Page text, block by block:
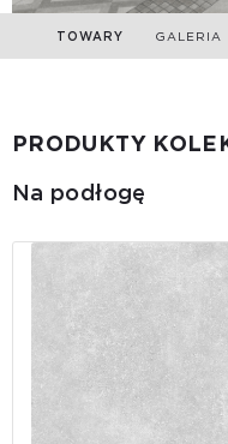
TOWARY GALERIA
PRODUKTY
Na podłogę